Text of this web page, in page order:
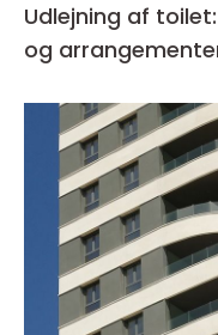
Udlejning af
og